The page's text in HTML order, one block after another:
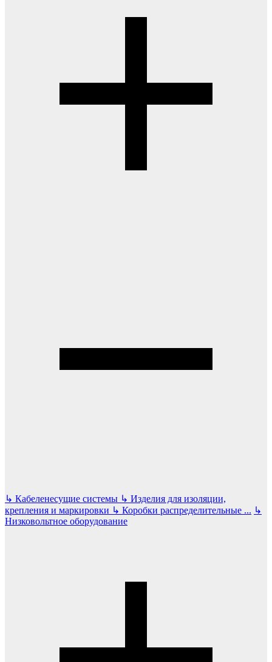
↳ Кабеленесущие системы ↳ Изделия для изоляции,
крепления и маркировки ↳ Коробки распределительные ... ↳
Низковольтное оборудование